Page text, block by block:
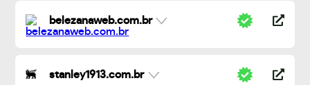
belezanaweb.com.br
stanley1913.com.br